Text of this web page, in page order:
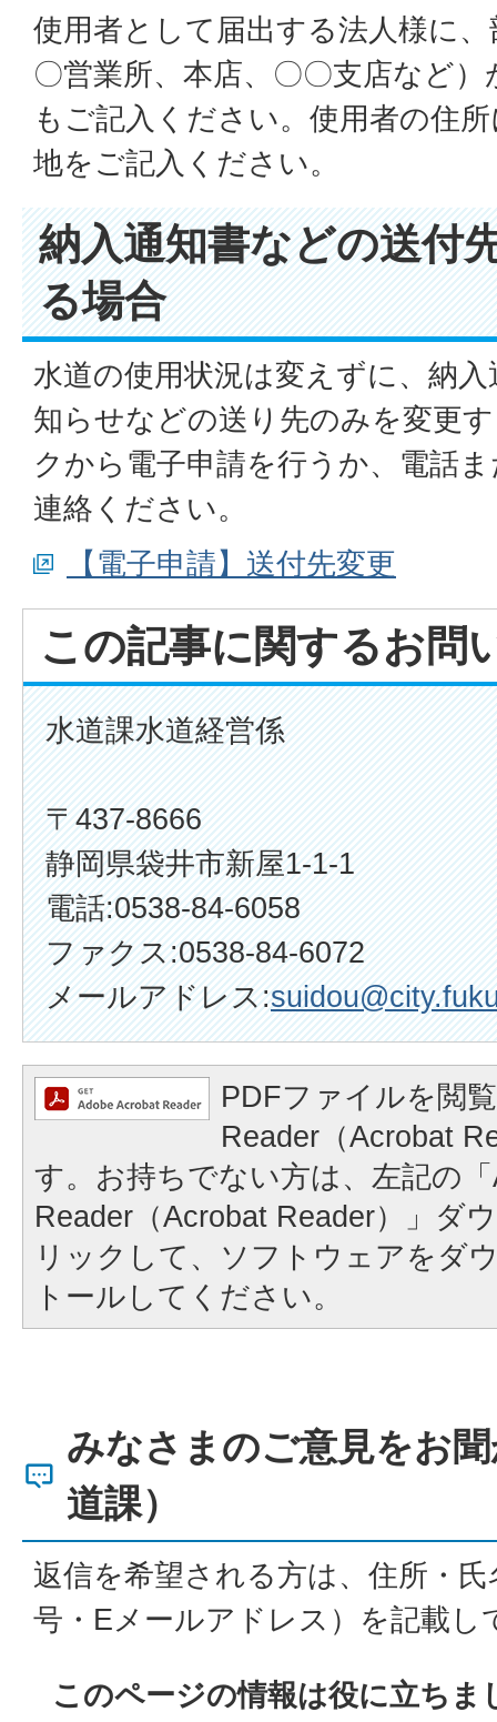
使用者として届出する法人様に
〇営業所、本店、〇〇支店など
もご記入ください。使用者の住
地をご記入ください。
納入通知書などの送付
る場合
水道の使用状況は変えずに、納
知らせなどの送り先のみを変更
クから電子申請を行うか、電話
連絡ください。
【電子申請】送付先変更
この記事に関するお問
水道課水道経営係
〒437-8666
静岡県袋井市新屋1-1-1
電話:0538-84-6058
ファクス:0538-84-6072
メールアドレス:
PDFファイルを閲
Reader（Acrobat
す。お持ちでない方は、左記の
Reader（Acrobat Reader）」ダ
リックして、ソフトウェアをダ
トールしてください。
みなさまのご意見をお
道課）
返信を希望される方は、住所・
号・Eメールアドレス）を記載し
このページの情報は役に立ちま